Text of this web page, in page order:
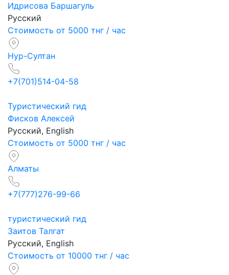
Идрисова Баршагуль
Русский
Стоимость от 5000 тнг / час
Нур-Султан
+7(701)514-04-58
Туристический гид
Фисков Алексей
Русский, English
Стоимость от 5000 тнг / час
Алматы
+7(777)276-99-66
туристический гид
Заитов Талгат
Русский, English
Стоимость от 10000 тнг / час